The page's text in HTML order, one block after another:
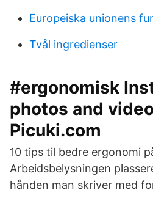
Europeiska unionens
Tvål ingredienser
#ergonomisk
photos and
Picuki.com
10 tips til bedre ergonomi
Arbeidsbelysningen
hånden man skriver med